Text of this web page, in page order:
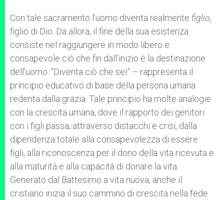
Con tale sacramento l’uomo diventa realmente figlio,
figlio di Dio. Da allora, il fine della sua esistenza
consiste nel raggiungere in modo libero e
consapevole ciò che fin dall’inizio è la destinazione
dell’uomo. “Diventa ciò che sei” – rappresenta il
principio educativo di base della persona umana
redenta dalla grazia. Tale principio ha molte analogie
con la crescita umana, dove il rapporto dei genitori
con i figli passa, attraverso distacchi e crisi, dalla
dipendenza totale alla consapevolezza di essere
figli, alla riconoscenza per il dono della vita ricevuta e
alla maturità e alla capacità di donare la vita.
Generato dal Battesimo a vita nuova, anche il
cristiano inizia il suo cammino di crescita nella fede